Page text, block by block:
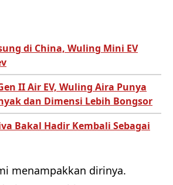
di China, Wuling Mini EV
II Air EV, Wuling Aira Punya
dan Dimensi Lebih Bongsor
Bakal Hadir Kembali Sebagai
menampakkan dirinya.